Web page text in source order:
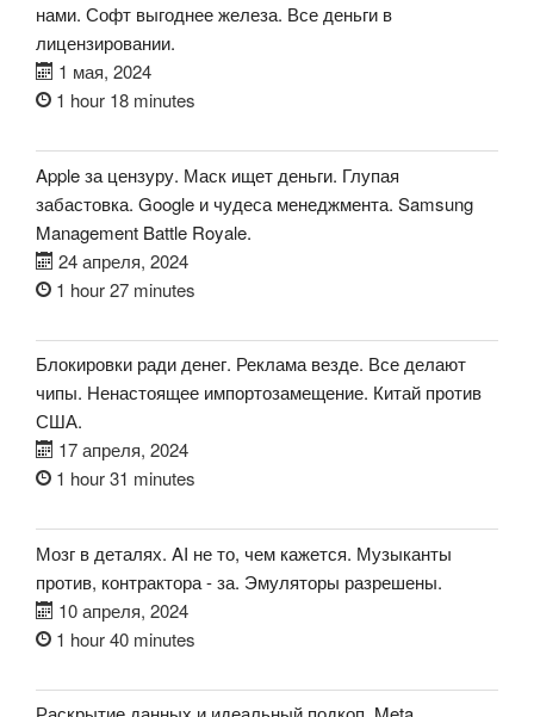
нами. Софт выгоднее железа. Все деньги в
лицензировании.
1 мая, 2024
1 hour 18 minutes
Apple за цензуру. Маск ищет деньги. Глупая
забастовка. Google и чудеса менеджмента. Samsung
Management Battle Royale.
24 апреля, 2024
1 hour 27 minutes
Блокировки ради денег. Реклама везде. Все делают
чипы. Ненастоящее импортозамещение. Китай против
США.
17 апреля, 2024
1 hour 31 minutes
Мозг в деталях. AI не то, чем кажется. Музыканты
против, контрактора - за. Эмуляторы разрешены.
10 апреля, 2024
1 hour 40 minutes